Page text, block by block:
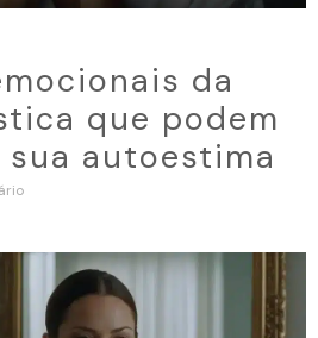
da
que podem
autoestima